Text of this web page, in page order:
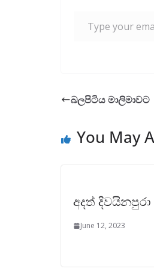
බලපිටිය මාලිමාවට
You May
අදත් දිවයිනපුරා
June 12, 2023